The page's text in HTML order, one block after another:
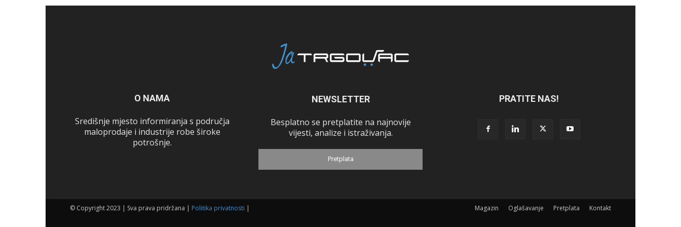
O NAMA
Središnje mjesto informiranja s područja
maloprodaje i industrije robe široke
potrošnje.
NEWSLETTER
Besplatno se pretplatite na najnovije
vijesti, analize i istraživanja.
Pretplata
PRATITE NAS!
Magazin Oglašavanje Pretplata Kontakt
© Copyright 2023 | Sva prava pridržana | Politika privatnosti |